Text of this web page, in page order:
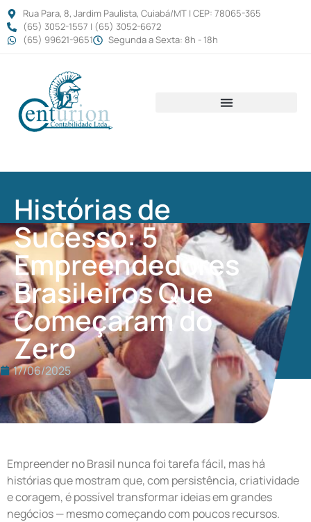
Rua Para, 8, Jardim Paulista, Cuiabá/MT | CEP: 78065-365
(65) 3052-1557 | (65) 3052-6672
(65) 99621-9651
Segunda a Sexta: 8h - 18h
Histórias de
Sucesso: 5
Empreendedores
Brasileiros Que
Começaram do
Zero
17/06/2025
Empreender no Brasil nunca foi tarefa fácil, mas há
histórias que mostram que, com persistência, criatividade
e coragem, é possível transformar ideias em grandes
negócios — mesmo começando com poucos recursos.